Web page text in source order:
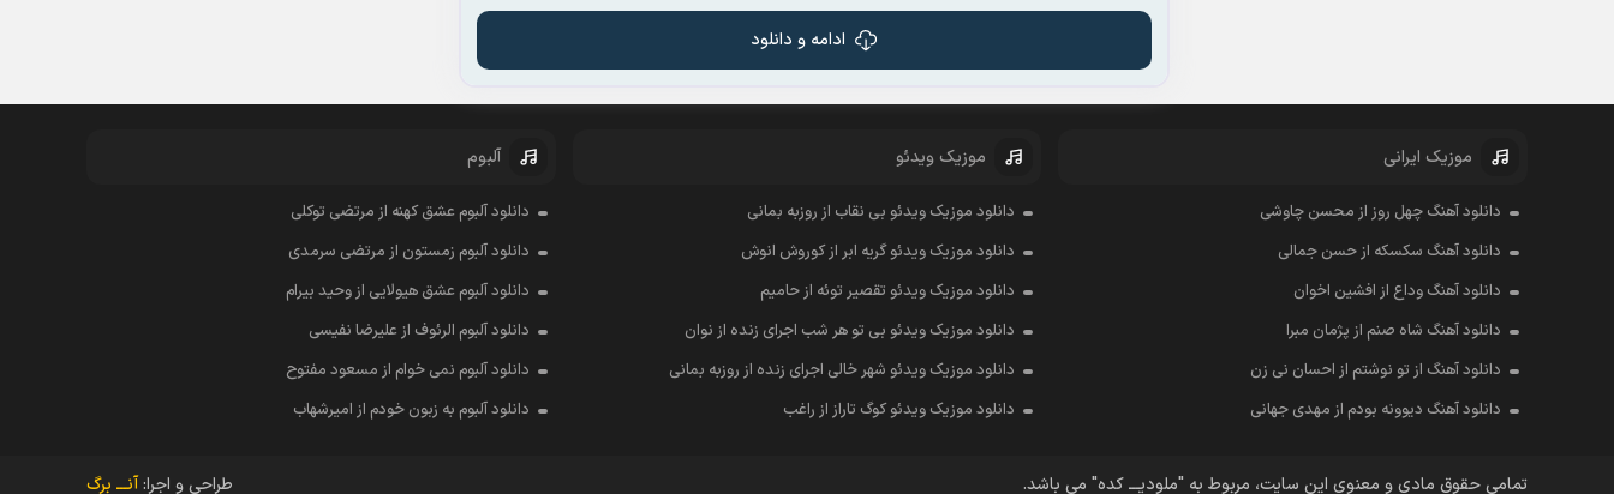
ادامه و دانلود
موزیک ایرانی
دانلود آهنگ چهل روز از محسن چاوشی
دانلود آهنگ سکسکه از حسن جمالی
دانلود آهنگ وداع از افشين اخوان
دانلود آهنگ شاه صنم از پژمان مبرا
دانلود آهنگ از تو نوشتم از احسان نی زن
دانلود آهنگ دیوونه بودم از مهدی جهانی
موزیک ویدئو
دانلود موزیک ویدئو بی نقاب از روزبه بمانی
دانلود موزیک ویدئو گریه ابر از کوروش انوش
دانلود موزیک ویدئو تقصیر توئه از حامیم
دانلود موزیک ویدئو بی تو هر شب اجرای زنده از نوان
دانلود موزیک ویدئو شهر خالی اجرای زنده از روزبه بمانی
دانلود موزیک ویدئو کوگ تاراز از راغب
آلبوم
دانلود آلبوم عشق کهنه از مرتضی توکلی
دانلود آلبوم زمستون از مرتضی سرمدی
دانلود آلبوم عشق هیولایی از وحید بیرام
دانلود آلبوم الرئوف از علیرضا نفیسی
دانلود آلبوم نمی خوام از مسعود مفتوح
دانلود آلبوم به زبون خودم از امیرشهاب
تمامی حقوق مادی و معنوی این سایت، مربوط به "ملودیـــ کده" می باشد. طراحی و اجرا:آنـــ برگ